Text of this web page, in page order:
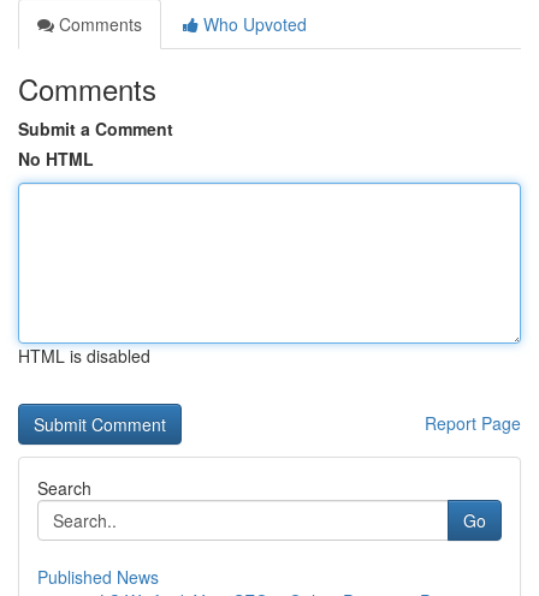
Comments
Who Upvoted
Comments
Submit a Comment
No HTML
HTML is disabled
Report Page
Search
Go
Published News